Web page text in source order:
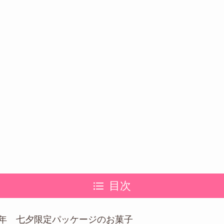
目次
七夕限定パッケージのお菓子